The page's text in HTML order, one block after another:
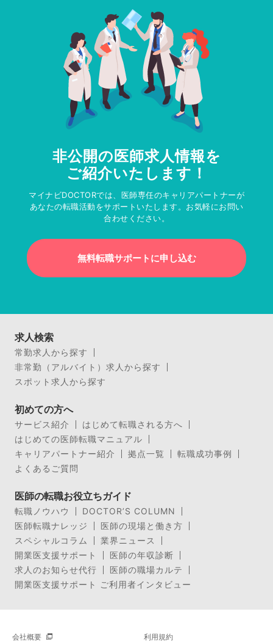
非公開の医師求人情報を
ご紹介いたします！
マイナビDOCTORでは、医師専任のキャリアパートナーが
あなたの転職活動をサポートいたします。お気軽にお問い
合わせください。
無料転職サポートに申し込む
求人検索
常勤求人から探す
非常勤（アルバイト）求人から探す
スポット求人から探す
初めての方へ
サービス紹介
はじめて転職される方へ
はじめての医師転職マニュアル
キャリアパートナー紹介
拠点一覧
転職成功事例
よくあるご質問
医師の転職お役立ちガイド
転職ノウハウ
DOCTOR’S COLUMN
医師転職ナレッジ
医師の現場と働き方
スペシャルコラム
業界ニュース
開業医支援サポート
医師の年収診断
求人のお知らせ代行
医師の職場カルテ
開業医支援サポート ご利用者インタビュー
会社概要 利用規約